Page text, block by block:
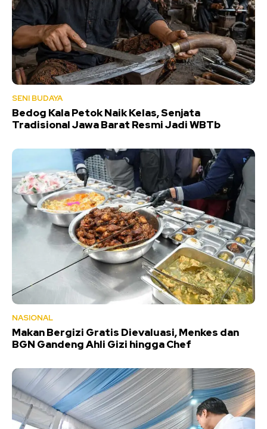
SENI BUDAYA
Bedog Kala Petok Naik Kelas, Senjata
Tradisional Jawa Barat Resmi Jadi WBTb
NASIONAL
Makan Bergizi Gratis Dievaluasi, Menkes dan
BGN Gandeng Ahli Gizi hingga Chef